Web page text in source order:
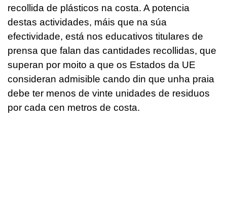
recollida de plásticos na costa. A potencia
destas actividades, máis que na súa
efectividade, está nos educativos titulares de
prensa que falan das cantidades recollidas, que
superan por moito a que os Estados da UE
consideran admisible cando din que unha praia
debe ter menos de vinte unidades de residuos
por cada cen metros de costa.